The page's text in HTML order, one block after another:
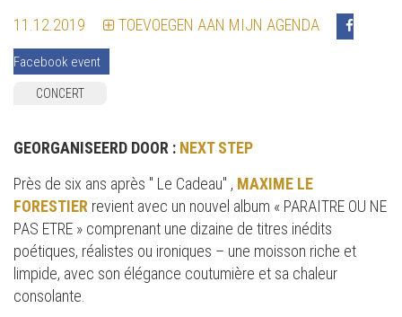
11.12.2019 TOEVOEGEN AAN MIJN AGENDA
Facebook event
CONCERT
GEORGANISEERD DOOR : NEXT STEP
Près de six ans après " Le Cadeau" , MAXIME LE
FORESTIER revient avec un nouvel album « PARAITRE OU NE
PAS ETRE » comprenant une dizaine de titres inédits
poétiques, réalistes ou ironiques – une moisson riche et
limpide, avec son élégance coutumière et sa chaleur
consolante.